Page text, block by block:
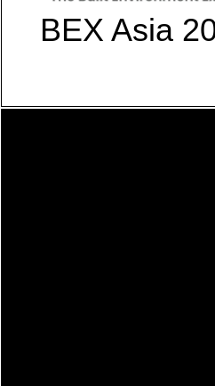
BEX Asia